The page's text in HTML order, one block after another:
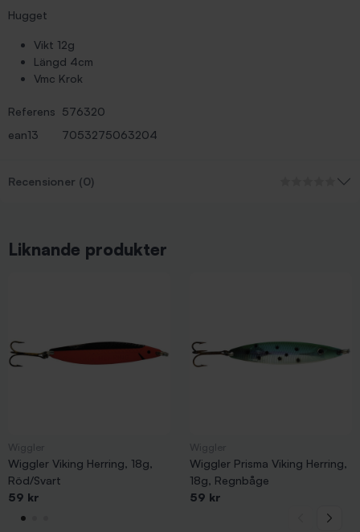
Hugget
Vikt 12g
Längd 4cm
Vmc Krok
Referens 576320
ean13
7053275063204
Recensioner (0)
Liknande produkter
Wiggler Viking Herring, 18g,
Röd/Svart
59 kr
Wiggler Prisma Viking Herring,
18g, Regnbåge
59 kr